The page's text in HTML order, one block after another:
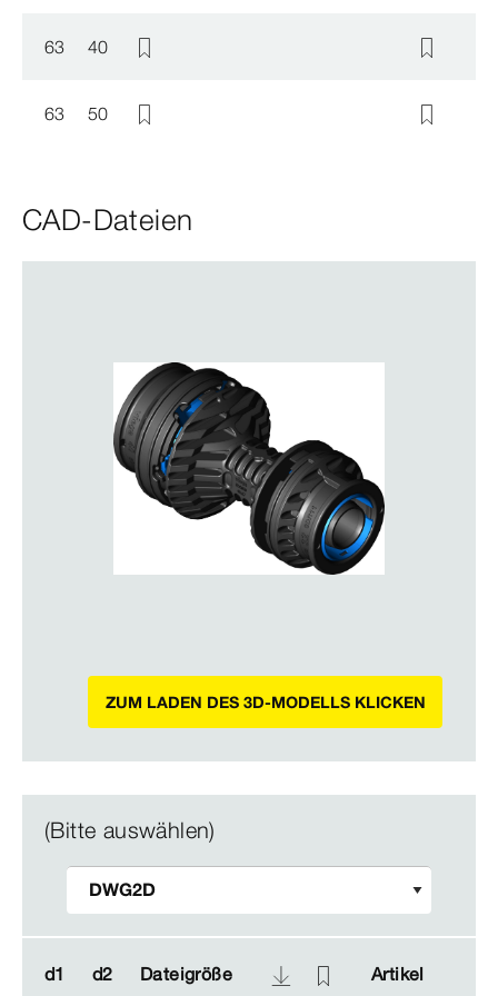
63 40
63 50
CAD-Dateien
ZUM LADEN DES 3D-MODELLS KLICKEN
(Bitte auswählen)
d1 d2 Dateigröße Artikel
d1 d2 Dateigröße Artikel